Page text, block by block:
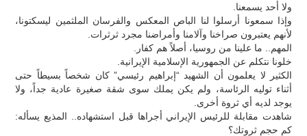
ولا أحد يسمعنا.
وإذا سمعونا أرسلوا لنا الباص المعكس والفرسان الملثمين ليسكتونا،
لأنهم يعتبرون صراخنا وآلامنا وأمراضنا مجرد ثرثرات.
المهم.. ما علينا من روسيا، أصلاً هم كفار.
خلونا نتكلم عن الجمهورية الإسلامية الإيرانية.
الكثير لا يعلمون أن الشهيد “إبراهيم رئيسي” كان شخصاً بسيطاً حتى
أثناء توليه الرئاسة، ولم يكن يملك سوى شقة صغيرة عادية جداً، ولا
يوجد لديه أي ثروة أخرى.
شاهدت مقابلة للرئيس الإيراني أجراها قبل استشهاده.. المذيع يسأله:
كم حجم ثروتك؟